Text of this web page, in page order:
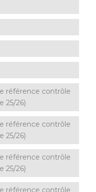
référence contrôle
25/26)
référence contrôle
25/26)
référence contrôle
25/26)
référence contrôle